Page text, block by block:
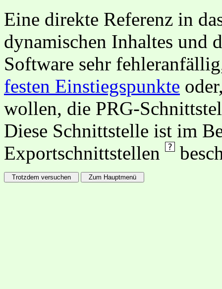
Eine direkte Referenz in
dynamischen Inhaltes und
Software sehr
festen Einstiegspunkte
wollen, die PRG-
Diese Schnittstelle ist im
Exportschnittstellen